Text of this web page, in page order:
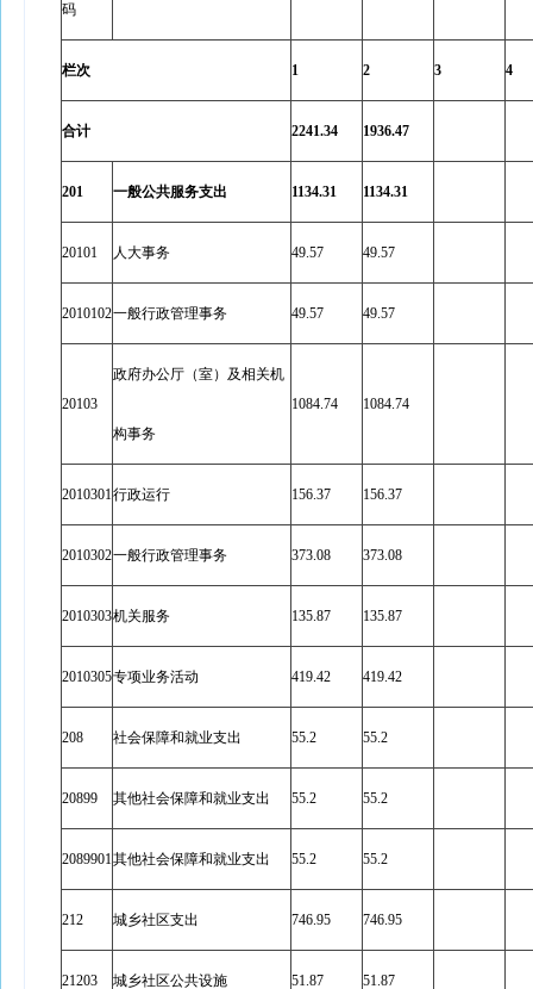
码
栏次 1 2 3 4
合计 2241.34 1936.47
201 一般公共服务支出 1134.31 1134.31
20101 人大事务 49.57 49.57
2010102一般行政管理事务 49.57 49.57
20103
政府办公厅（室）及相关机
构事务
1084.74 1084.74
2010301行政运行 156.37 156.37
2010302一般行政管理事务 373.08 373.08
2010303机关服务 135.87 135.87
2010305专项业务活动 419.42 419.42
208 社会保障和就业支出 55.2 55.2
20899 其他社会保障和就业支出 55.2 55.2
2089901其他社会保障和就业支出 55.2 55.2
212 城乡社区支出 746.95 746.95
21203 城乡社区公共设施 51.87 51.87